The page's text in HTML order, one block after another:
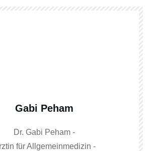
Gabi Peham
Dr. Gabi Peham -
für Allgemeinmedizin -